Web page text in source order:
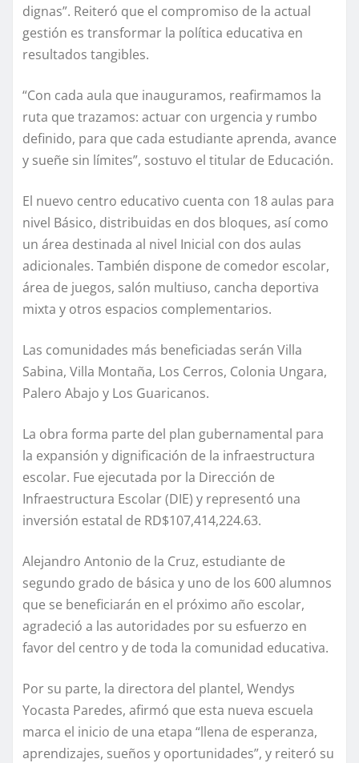
dignas”. Reiteró que el compromiso de la actual
gestión es transformar la política educativa en
resultados tangibles.
“Con cada aula que inauguramos, reafirmamos la
ruta que trazamos: actuar con urgencia y rumbo
definido, para que cada estudiante aprenda, avance
y sueñe sin límites”, sostuvo el titular de Educación.
El nuevo centro educativo cuenta con 18 aulas para
nivel Básico, distribuidas en dos bloques, así como
un área destinada al nivel Inicial con dos aulas
adicionales. También dispone de comedor escolar,
área de juegos, salón multiuso, cancha deportiva
mixta y otros espacios complementarios.
Las comunidades más beneficiadas serán Villa
Sabina, Villa Montaña, Los Cerros, Colonia Ungara,
Palero Abajo y Los Guaricanos.
La obra forma parte del plan gubernamental para
la expansión y dignificación de la infraestructura
escolar. Fue ejecutada por la Dirección de
Infraestructura Escolar (DIE) y representó una
inversión estatal de RD$107,414,224.63.
Alejandro Antonio de la Cruz, estudiante de
segundo grado de básica y uno de los 600 alumnos
que se beneficiarán en el próximo año escolar,
agradeció a las autoridades por su esfuerzo en
favor del centro y de toda la comunidad educativa.
Por su parte, la directora del plantel, Wendys
Yocasta Paredes, afirmó que esta nueva escuela
marca el inicio de una etapa “llena de esperanza,
aprendizajes, sueños y oportunidades”, y reiteró su